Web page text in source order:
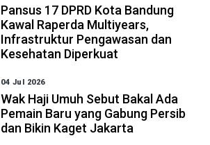
Pansus 17 DPRD Kota Bandung
Kawal Raperda Multiyears,
Infrastruktur Pengawasan dan
Kesehatan Diperkuat
04 Jul 2026
Wak Haji Umuh Sebut Bakal Ada
Pemain Baru yang Gabung Persib
dan Bikin Kaget Jakarta